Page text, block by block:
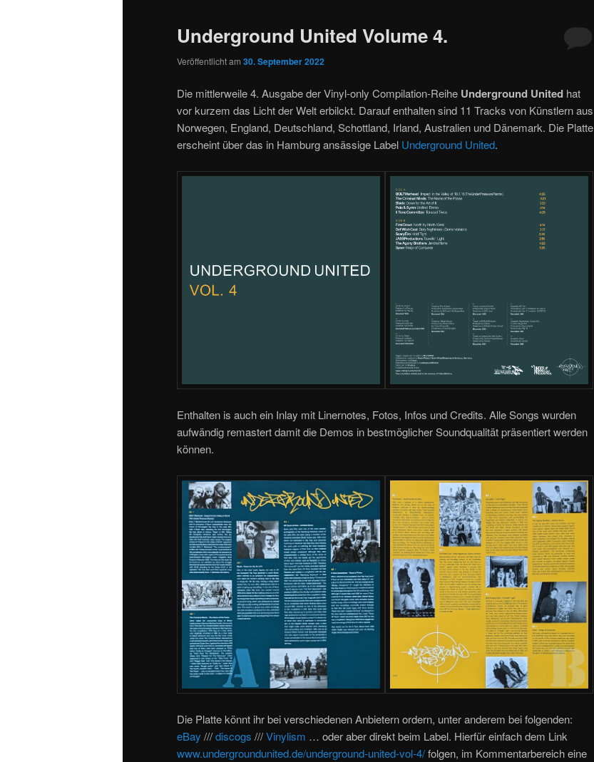
Underground United Volume 4.
Veröffentlicht am 30. September 2022
Die mittlerweile 4. Ausgabe der Vinyl-only Compilation-Reihe Underground United hat
vor kurzem das Licht der Welt erbilckt. Darauf enthalten sind 11 Tracks von Künstlern aus
Norwegen, England, Deutschland, Schottland, Irland, Australien und Dänemark. Die Platte
erscheint über das in Hamburg ansässige Label Underground United.
Enthalten is auch ein Inlay mit Linernotes, Fotos, Infos und Credits. Alle Songs wurden
aufwändig remastert damit die Demos in bestmöglicher Soundqualität präsentiert werden
können.
Die Platte könnt ihr bei verschiedenen Anbietern ordern, unter anderem bei folgenden:
eBay ///discogs ///Vinylism … oder aber direkt beim Label. Hierfür einfach dem Link
www.undergroundunited.de/underground-united-vol-4/folgen, im Kommentarbereich eine